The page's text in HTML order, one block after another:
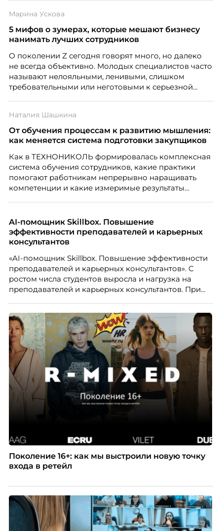
Чеснокова, HR-директор Right line.
Марина Ускова
5 мифов о зумерах, которые мешают бизнесу
нанимать лучших сотрудников
О поколении Z сегодня говорят много, но далеко
не всегда объективно. Молодых специалистов часто
называют нелояльными, ленивыми, слишком
требовательными или неготовыми к серьезной
кадровых ошибок. В этой статье Марина Ускова,
руководитель отдела подбора персонала
рекрутинговой компании, разбирает самые
почему устаревшие представления мешают
бизнесу находить и удерживать сильных
сотрудников.
Наталия Шашкина
От обучения процессам к развитию мышления:
как меняется система подготовки закупщиков
Как в ТЕХНОНИКОЛЬ формировалась комплексная
система обучения сотрудников, какие практики
помогают работникам непрерывно наращивать
компетенции и какие измеримые результаты
закупкам направления «Минеральная изоляция»
компании ТЕХНОНИКОЛЬ.
AI-помощник Skillbox. Повышение
эффективности преподавателей и карьерных
консультантов
«AI-помощник Skillbox. Повышение эффективности
преподавателей и карьерных консультантов». С
ростом числа студентов выросла и нагрузка на
преподавателей и карьерных консультантов. При
повысить эффективность сотрудников, ускорить
процессы, сохранить качество поддержки и
масштабироваться без роста команды. Так и
появился AI-помощник, встроенный в платформу
Skillbox.
Поколение 16+: как мы выстроили новую точку
входа в ретейл